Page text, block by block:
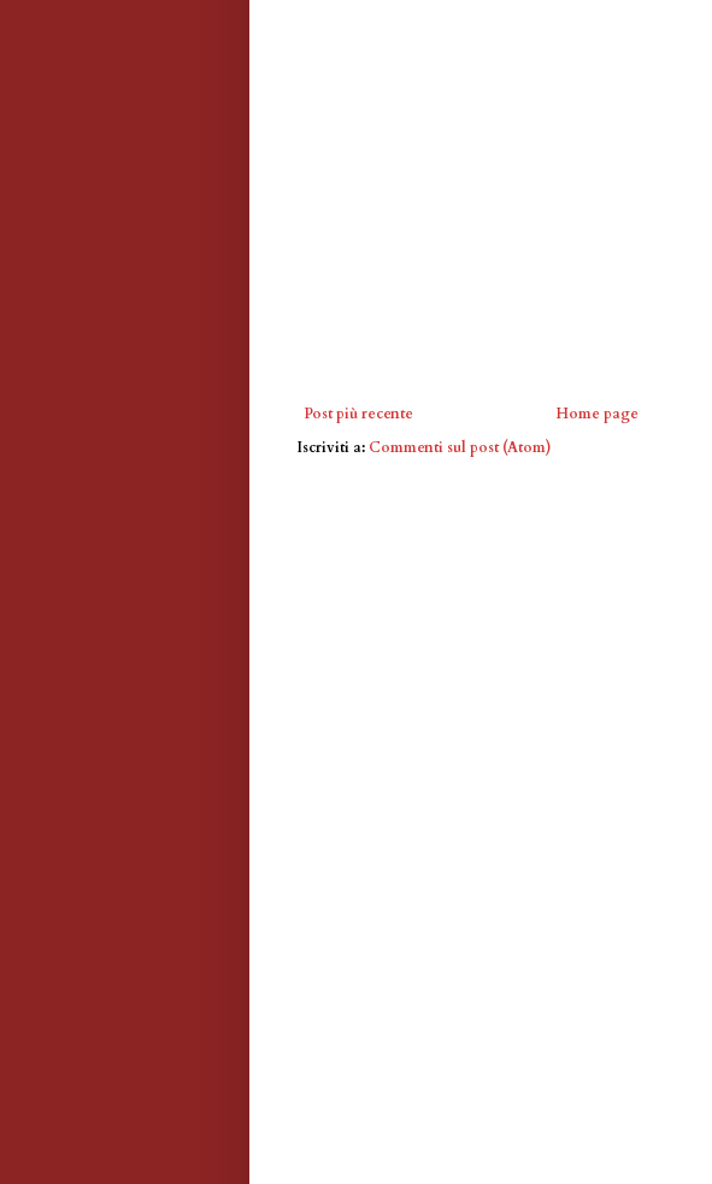
Post più recente
Home page
Iscriviti a: Commenti sul post (Atom)